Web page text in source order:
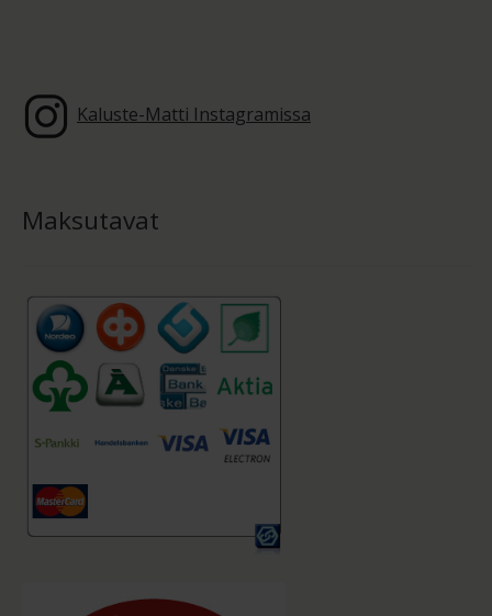
Kaluste-Matti Instagramissa
Maksutavat